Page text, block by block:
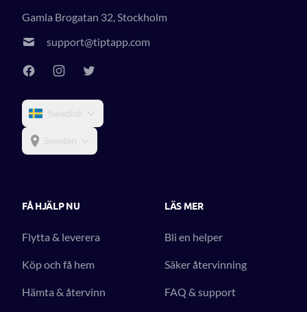
Gamla Brogatan 32, Stockholm
support@tiptapp.com
Swedish
Sweden
FÅ HJÄLP NU
Flytta & leverera
Köp och få hem
Hämta & återvinn
LÄS MER
Bli en helper
Säker återvinning
FAQ & support